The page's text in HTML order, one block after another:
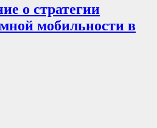
о стратегии
мобильности в